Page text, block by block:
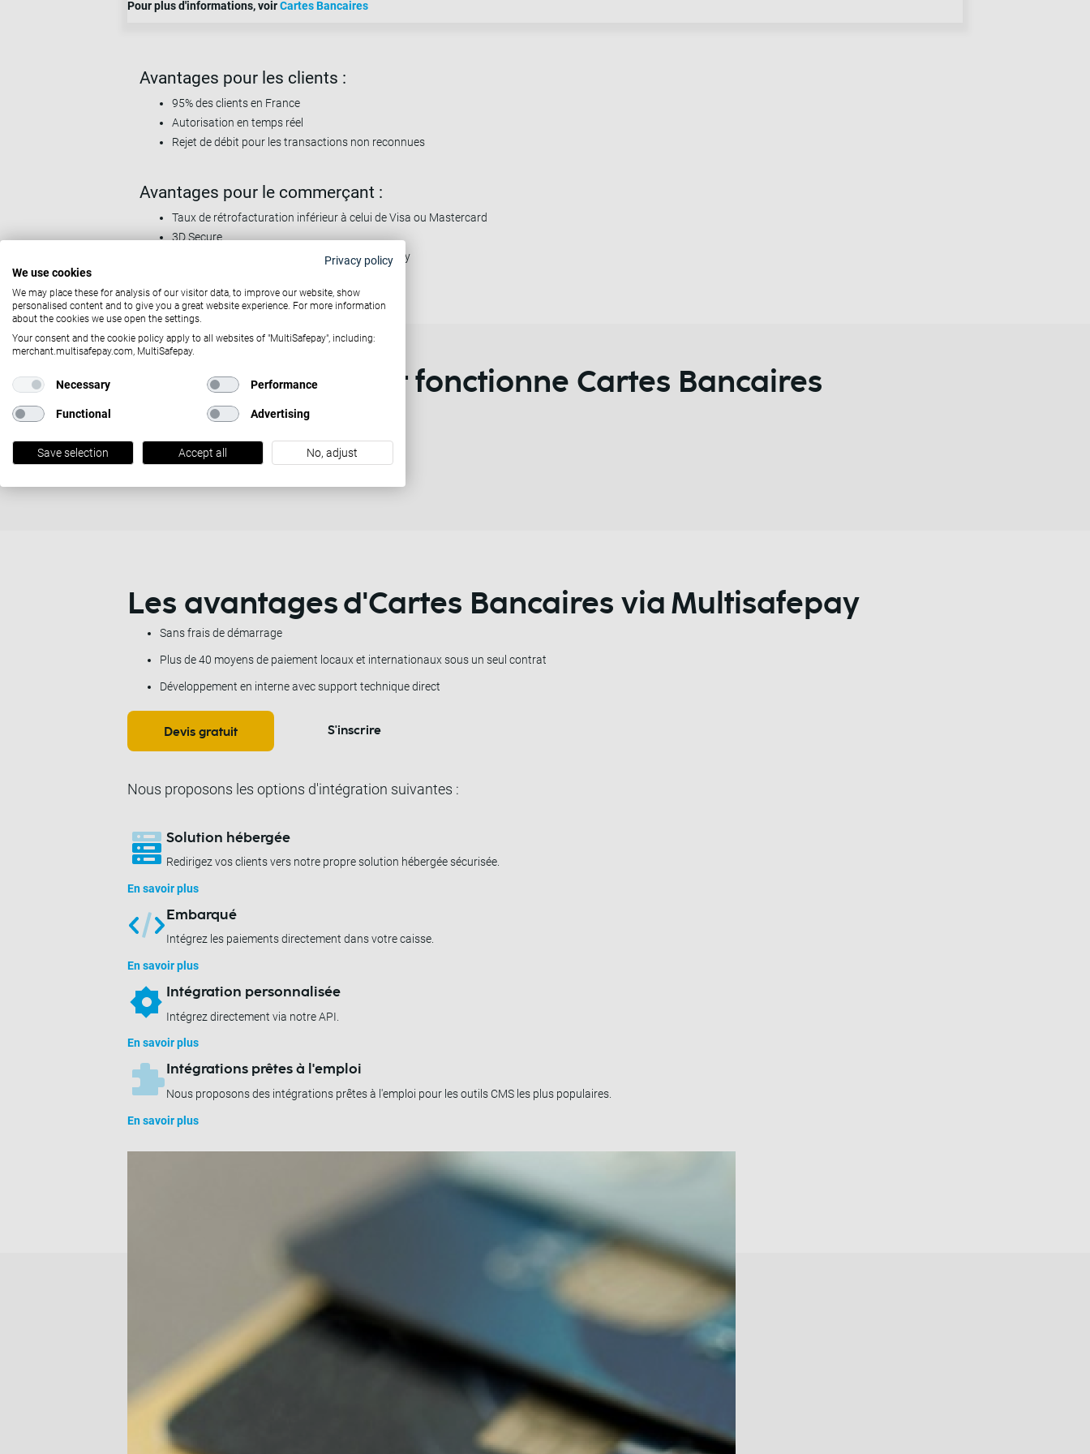
Pour plus d'informations, voirCartes Bancaires
Avantages pour les clients :
95% des clients en France
Autorisation en temps réel
Rejet de débit pour les transactions non reconnues
Avantages pour le commerçant :
Taux de rétrofacturation inférieur à celui de Visa ou Mastercard
3D Secure
Le filtre anti-fraude automatisé de MultiSafepay
Comment fonctionne Cartes Bancaires
For merchants
Les avantages d'Cartes Bancaires via Multisafepay
Sans frais de démarrage
Plus de 40 moyens de paiement locaux et internationaux sous un seul contrat
Développement en interne avec support technique direct
Devis gratuit S'inscrire
Nous proposons les options d'intégration suivantes :
Solution hébergée
Redirigez vos clients vers notre propre solution hébergée sécurisée.
En savoir plus
Embarqué
Intégrez les paiements directement dans votre caisse.
En savoir plus
Intégration personnalisée
Intégrez directement via notre API.
En savoir plus
Intégrations prêtes à l'emploi
Nous proposons des intégrations prêtes à l'emploi pour les outils CMS les plus populaires.
En savoir plus
Privacy policy
We use cookies
We may place these for analysis of our visitor data, to improve our website, show
personalised content and to give you a great website experience. For more information
about the cookies we use open the settings.
Your consent and the cookie policy apply to all websites of "MultiSafepay", including:
merchant.multisafepay.com, MultiSafepay.
Necessary Performance
Functional Advertising
Save selection Accept all No, adjust